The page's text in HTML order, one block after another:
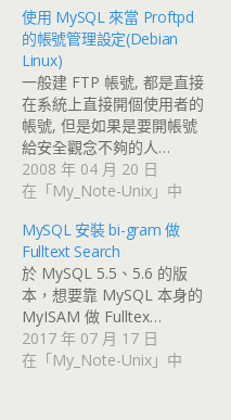
使用 MySQL 來當 Proftpd
的帳號管理設定(Debian
Linux)
一般建 FTP 帳號, 都是直接
在系統上直接開個使用者的
帳號, 但是如果是要開帳號
給安全觀念不夠的人…
2008 年 04 月 20 日
在「My_Note-Unix」中
MySQL 安裝 bi-gram 做
Fulltext Search
於 MySQL 5.5、5.6 的版
本，想要靠 MySQL 本身的
MyISAM 做 Fulltex…
2017 年 07 月 17 日
在「My_Note-Unix」中